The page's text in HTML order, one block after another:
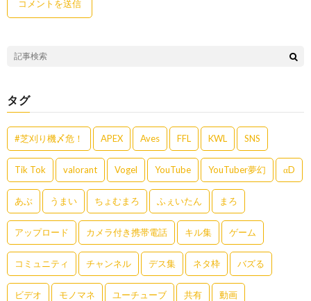
タグ
#芝刈り機〆危！ APEX Aves FFL KWL SNS
Tik Tok valorant Vogel YouTube YouTuber夢幻 αD
あぶ うまい ちょむまろ ふぇいたん まろ
アップロード カメラ付き携帯電話 キル集 ゲーム
コミュニティ チャンネル デス集 ネタ枠 バズる
ビデオ モノマネ ユーチューブ 共有 動画